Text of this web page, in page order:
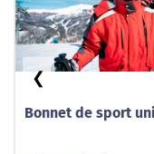
Bonnet de sport
❮